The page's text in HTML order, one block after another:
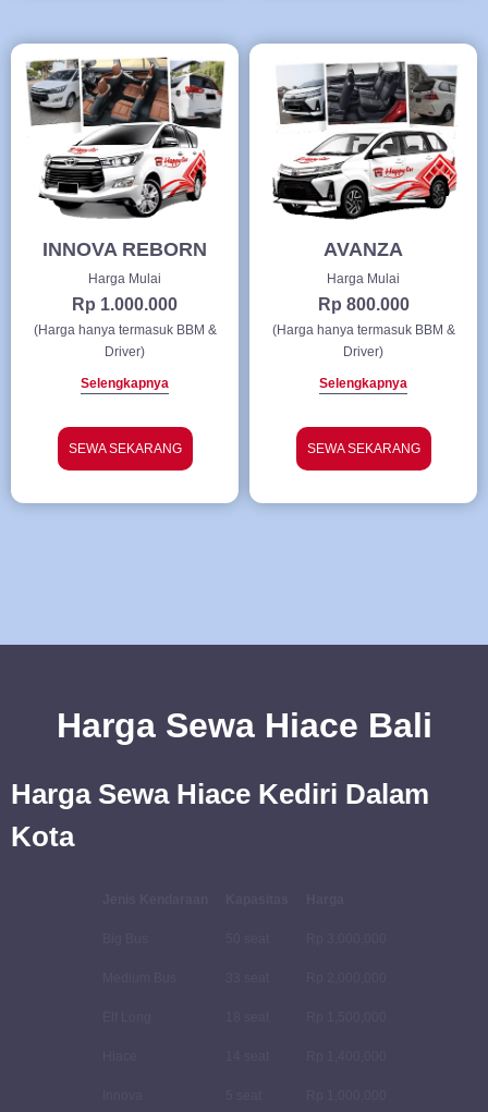
INNOVA REBORN
Harga Mulai
Rp 1.000.000
(Harga hanya termasuk BBM &
Driver)
Selengkapnya
SEWA SEKARANG
AVANZA
Harga Mulai
Rp 800.000
(Harga hanya termasuk BBM &
Driver)
Selengkapnya
SEWA SEKARANG
Harga Sewa Hiace Bali
Harga Sewa Hiace Kediri Dalam
Kota